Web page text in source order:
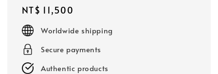
Regular
price
NT$ 11,500
Worldwide shipping
Secure payments
Authentic products